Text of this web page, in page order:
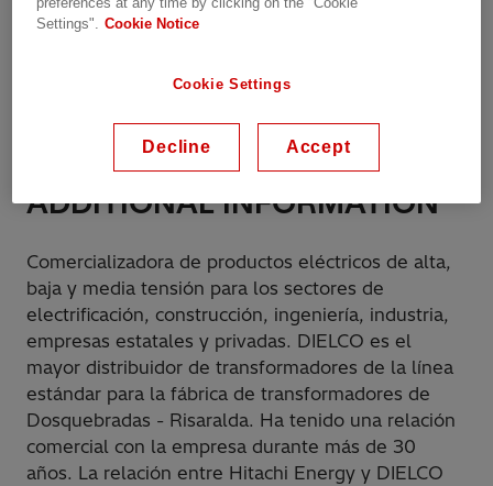
57 601 7439050
ADDITIONAL INFORMATION
Comercializadora de productos eléctricos de alta,
baja y media tensión para los sectores de
electrificación, construcción, ingeniería, industria,
empresas estatales y privadas. DIELCO es el
mayor distribuidor de transformadores de la línea
estándar para la fábrica de transformadores de
Dosquebradas - Risaralda. Ha tenido una relación
comercial con la empresa durante más de 30
años. La relación entre Hitachi Energy y DIELCO
Settings". Cookie Notice
Cookie Settings
Decline Accept